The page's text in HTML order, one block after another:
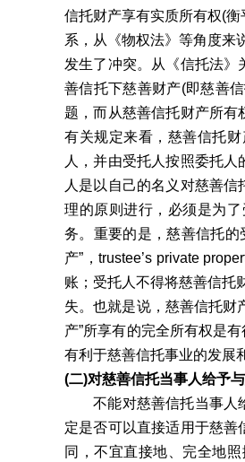
信托财产享有实质所有权(
系，从《物权法》等角度来
发生了冲突。从《信托法
善信托下慈善财产(即慈善
题，而从慈善信托财产所有
有关规定来看，慈善信托
人，并由受托人按照委托
人是以自己的名义对慈善
理的原则进行，必须是为
务。重要的是，慈善信托
产”，trustee’s private
账；受托人不得将慈善信托
失。也就是说，慈善信托财
产”所享有的完全所有权是
有利于慈善信托事业的发展
(二)对慈善信托当事人给予
不能对慈善信托当事人给
定是否可以直接适用于慈
同，不宜直接地、完全地